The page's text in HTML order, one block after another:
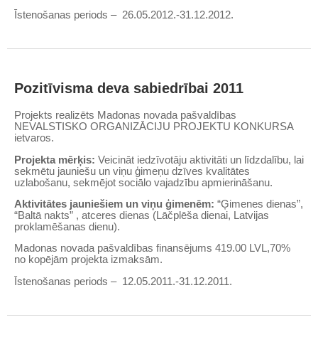
Īstenošanas periods – 26.05.2012.-31.12.2012.
Pozitīvisma deva sabiedrībai 2011
Projekts realizēts Madonas novada pašvaldības
NEVALSTISKO ORGANIZĀCIJU PROJEKTU KONKURSA
ietvaros.
Projekta mērķis: Veicināt iedzīvotāju aktivitāti un līdzdalību, lai
sekmētu jauniešu un viņu ģimeņu dzīves kvalitātes
uzlabošanu, sekmējot sociālo vajadzību apmierināšanu.
Aktivitātes jauniešiem un viņu ģimenēm: “Ģimenes dienas”,
“Baltā nakts” , atceres dienas (Lāčplēša dienai, Latvijas
proklamēšanas dienu).
Madonas novada pašvaldības finansējums 419.00 LVL,70%
no kopējām projekta izmaksām.
Īstenošanas periods – 12.05.2011.-31.12.2011.